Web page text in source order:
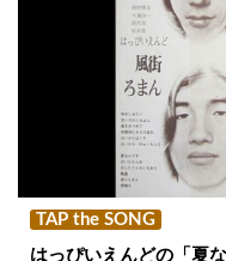
TAP the SONG
はっぴいえんどの「夏